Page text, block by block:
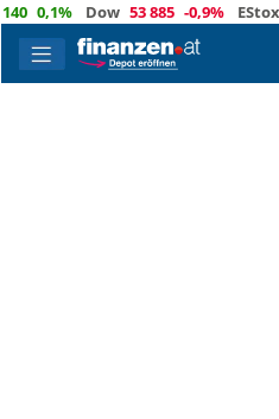
0,1% Dow 53 885 -0,9% EStoxx50